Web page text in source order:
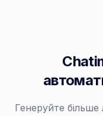
Генеруйте більше